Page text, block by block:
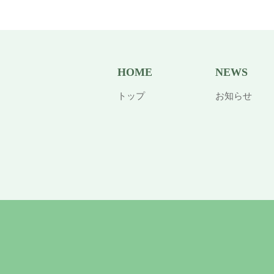
HOME
トップ
NEWS
お知らせ